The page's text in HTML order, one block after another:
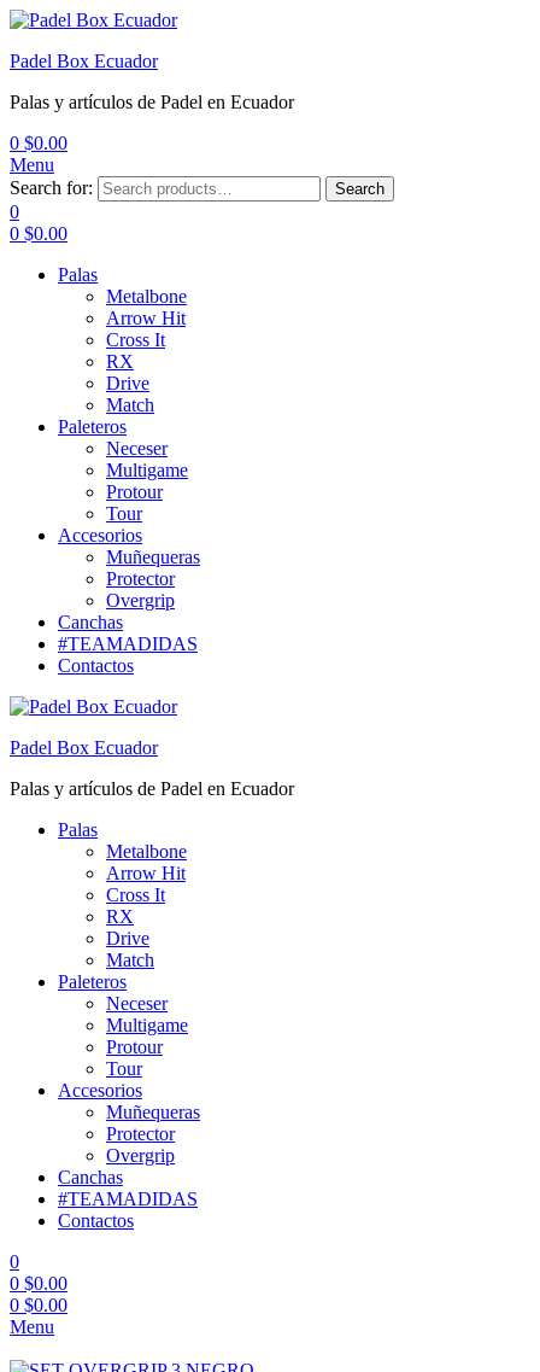
Padel Box Ecuador
Palas y artículos de Padel en Ecuador
0 $0.00
Menu
Search for:
Search
0
0 $0.00
Palas
Metalbone
Arrow Hit
Cross It
RX
Drive
Match
Paleteros
Neceser
Multigame
Protour
Tour
Accesorios
Muñequeras
Protector
Overgrip
Canchas
#TEAMADIDAS
Contactos
Padel Box Ecuador
Palas y artículos de Padel en Ecuador
Palas
Metalbone
Arrow Hit
Cross It
RX
Drive
Match
Paleteros
Neceser
Multigame
Protour
Tour
Accesorios
Muñequeras
Protector
Overgrip
Canchas
#TEAMADIDAS
Contactos
0
0 $0.00
0 $0.00
Menu